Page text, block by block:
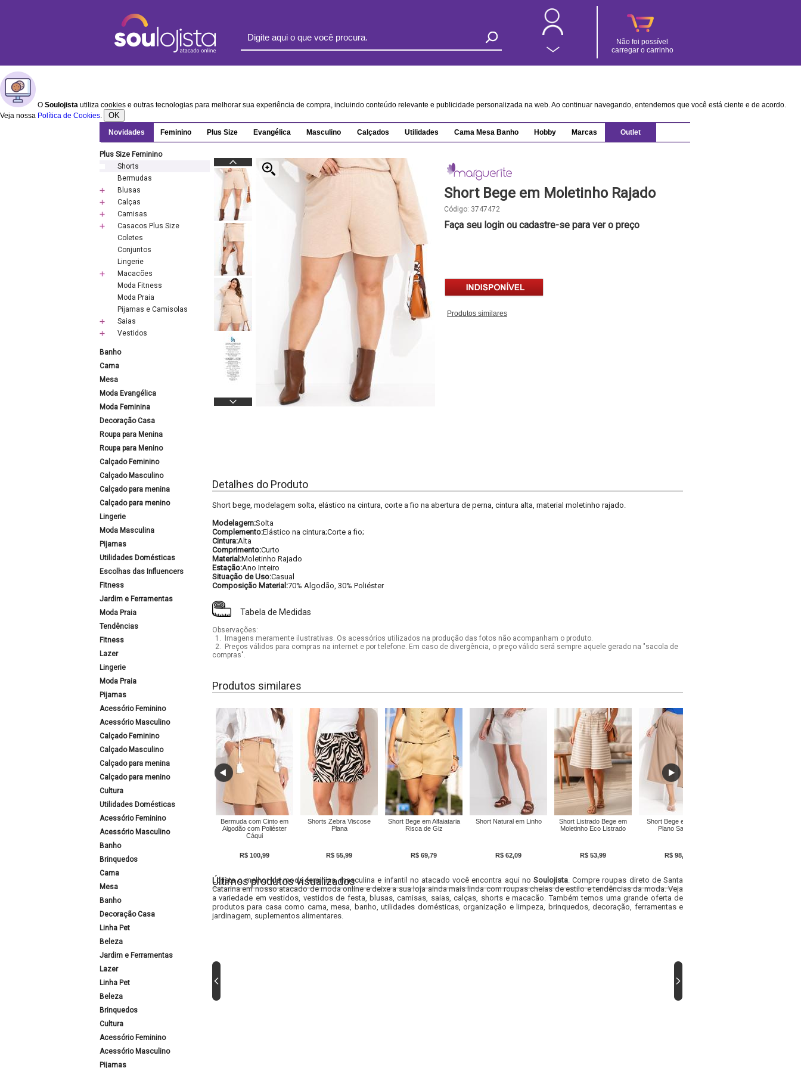
Não foi possível
carregar o carrinho
O Soulojista utiliza cookies e outras tecnologias para melhorar sua experiência de compra, incluindo conteúdo relevante e publicidade personalizada na web. Ao continuar navegando, entendemos que você está ciente e de acordo.
Veja nossa Política de Cookies. OK
Novidades Feminino Plus Size Evangélica Masculino Calçados Utilidades Cama Mesa Banho Hobby Marcas Outlet
Plus Size Feminino
Shorts
Bermudas
Blusas
Calças
Camisas
Casacos Plus Size
Coletes
Conjuntos
Lingerie
Macacões
Moda Fitness
Moda Praia
Pijamas e Camisolas
Saias
Vestidos
Banho
Cama
Mesa
Moda Evangélica
Moda Feminina
Decoração Casa
Roupa para Menina
Roupa para Menino
Calçado Feminino
Calçado Masculino
Calçado para menina
Calçado para menino
Lingerie
Moda Masculina
Pijamas
Utilidades Domésticas
Escolhas das Influencers
Fitness
Jardim e Ferramentas
Moda Praia
Tendências
Fitness
Lazer
Lingerie
Moda Praia
Pijamas
Acessório Feminino
Acessório Masculino
Calçado Feminino
Calçado Masculino
Calçado para menina
Calçado para menino
Cultura
Utilidades Domésticas
Acessório Feminino
Acessório Masculino
Banho
Brinquedos
Cama
Mesa
Banho
Decoração Casa
Linha Pet
Beleza
Jardim e Ferramentas
Lazer
Linha Pet
Beleza
Brinquedos
Cultura
Acessório Feminino
Acessório Masculino
Pijamas
Short Bege em Moletinho Rajado
Código: 3747472
Faça seu login ou cadastre-se para ver o preço
Produtos similares
Detalhes do Produto
Short bege, modelagem solta, elástico na cintura, corte a fio na abertura de perna, cintura alta, material moletinho rajado.
Modelagem:Solta
Complemento:Elástico na cintura;Corte a fio;
Cintura:Alta
Comprimento:Curto
Material:Moletinho Rajado
Estação:Ano Inteiro
Situação de Uso:Casual
Composição Material:70% Algodão, 30% Poliéster
Tabela de Medidas
Observações:
1.
Imagens meramente ilustrativas. Os acessórios utilizados na produção das fotos não acompanham o produto.
2.
Preços válidos para compras na internet e por telefone. Em caso de divergência, o preço válido será sempre aquele gerado na "sacola de
compras".
Produtos similares
Bermuda com Cinto em
Algodão com Poliéster
Cáqui
R$ 100,99
Shorts Zebra Viscose
Plana
R$ 55,99
Short Bege em Alfaiataria
Risca de Giz
R$ 69,79
Short Natural em Linho
R$ 62,09
Short Listrado Bege em
Moletinho Eco Listrado
R$ 53,99
Short Bege em Crepe
Plano Sarjado
R$ 98,09
Últimos produtos visualizados
Lojista o melhor da moda feminina, masculina e infantil no atacado você encontra aqui no Soulojista. Compre roupas direto de Santa
Catarina em nosso atacado de moda online e deixe a sua loja ainda mais linda com roupas cheias de estilo e tendências da moda. Veja
a variedade em vestidos, vestidos de festa, blusas, camisas, saias, calças, shorts e macacão. Também temos uma grande oferta de
produtos para casa como cama, mesa, banho, utilidades domésticas, organização e limpeza, brinquedos, decoração, ferramentas e
jardinagem, suplementos alimentares.